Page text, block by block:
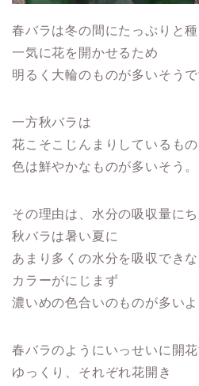
春バラは冬の間にたっぷりと種
一気に花を開かせるため
明るく大輪のものが多いそうで
一方秋バラは
花こそこじんまりしているも
色は鮮やかなものが多いそう。
その理由は、水分の吸収量に
秋バラは暑い夏に
あまり多くの水分を吸収でき
カラーがにじまず
濃いめの色合いのものが多いよ
春バラのようにいっせいに開花
ゆっくり、それぞれ花開き